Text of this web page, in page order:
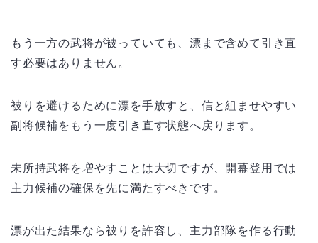
もう一方の武将が被っていても、漂まで含めて引き直
す必要はありません。
被りを避けるために漂を手放すと、信と組ませやすい
副将候補をもう一度引き直す状態へ戻ります。
未所持武将を増やすことは大切ですが、開幕登用では
主力候補の確保を先に満たすべきです。
漂が出た結果なら被りを許容し、主力部隊を作る行動